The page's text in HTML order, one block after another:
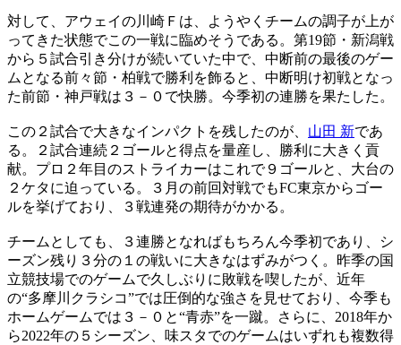
対して、アウェイの川崎Ｆは、ようやくチームの調子が上が
ってきた状態でこの一戦に臨めそうである。第19節・新潟戦
から５試合引き分けが続いていた中で、中断前の最後のゲー
ムとなる前々節・柏戦で勝利を飾ると、中断明け初戦となっ
た前節・神戸戦は３－０で快勝。今季初の連勝を果たした。
この２試合で大きなインパクトを残したのが、 山田 新であ
る。２試合連続２ゴールと得点を量産し、勝利に大きく貢
献。プロ２年目のストライカーはこれで９ゴールと、大台の
２ケタに迫っている。３月の前回対戦でもFC東京からゴー
ルを挙げており、３戦連発の期待がかかる。
チームとしても、３連勝となればもちろん今季初であり、シ
ーズン残り３分の１の戦いに大きなはずみがつく。昨季の国
立競技場でのゲームで久しぶりに敗戦を喫したが、近年
の“多摩川クラシコ”では圧倒的な強さを見せており、今季も
ホームゲームでは３－０と“青赤”を一蹴。さらに、2018年か
ら2022年の５シーズン、味スタでのゲームはいずれも複数得